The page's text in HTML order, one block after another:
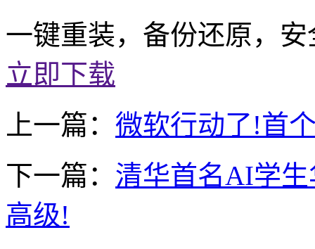
一键重装，备份还原，
立即下载
上一篇： 微软行动了!首
下一篇： 清华首名AI学
高级!